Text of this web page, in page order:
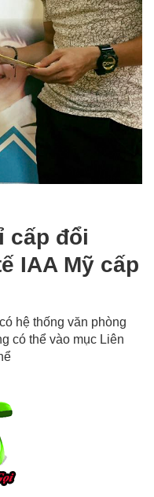
cấp đổi
IAA Mỹ cấp
hệ thống văn phòng
có thể vào mục Liên